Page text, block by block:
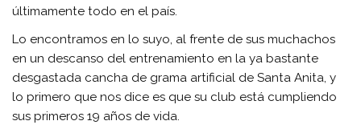
últimamente todo en el país.
Lo encontramos en lo suyo, al frente de sus muchachos
en un descanso del entrenamiento en la ya bastante
desgastada cancha de grama artificial de Santa Anita, y
lo primero que nos dice es que su club está cumpliendo
sus primeros 19 años de vida.